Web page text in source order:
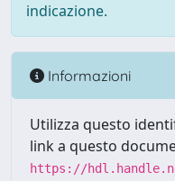
indicazione.
Informazioni
Utilizza questo
link a questo
https://